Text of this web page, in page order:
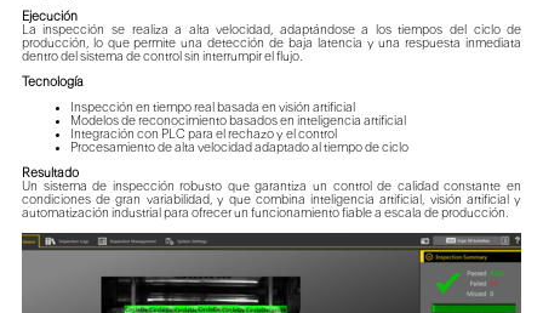
Ejecución
La inspección se realiza a alta velocidad, adaptándose a los tiempos del ciclo de
producción, lo que permite una detección de baja latencia y una respuesta inmediata
dentro del sistema de control sin interrumpir el flujo.
Tecnología
Inspección en tiempo real basada en visión artificial
Modelos de reconocimiento basados en inteligencia artificial
Integración con PLC para el rechazo y el control
Procesamiento de alta velocidad adaptado al tiempo de ciclo
Resultado
Un sistema de inspección robusto que garantiza un control de calidad constante en
condiciones de gran variabilidad, y que combina inteligencia artificial, visión artificial y
automatización industrial para ofrecer un funcionamiento fiable a escala de producción.